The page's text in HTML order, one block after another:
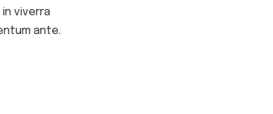
viverra
ante.